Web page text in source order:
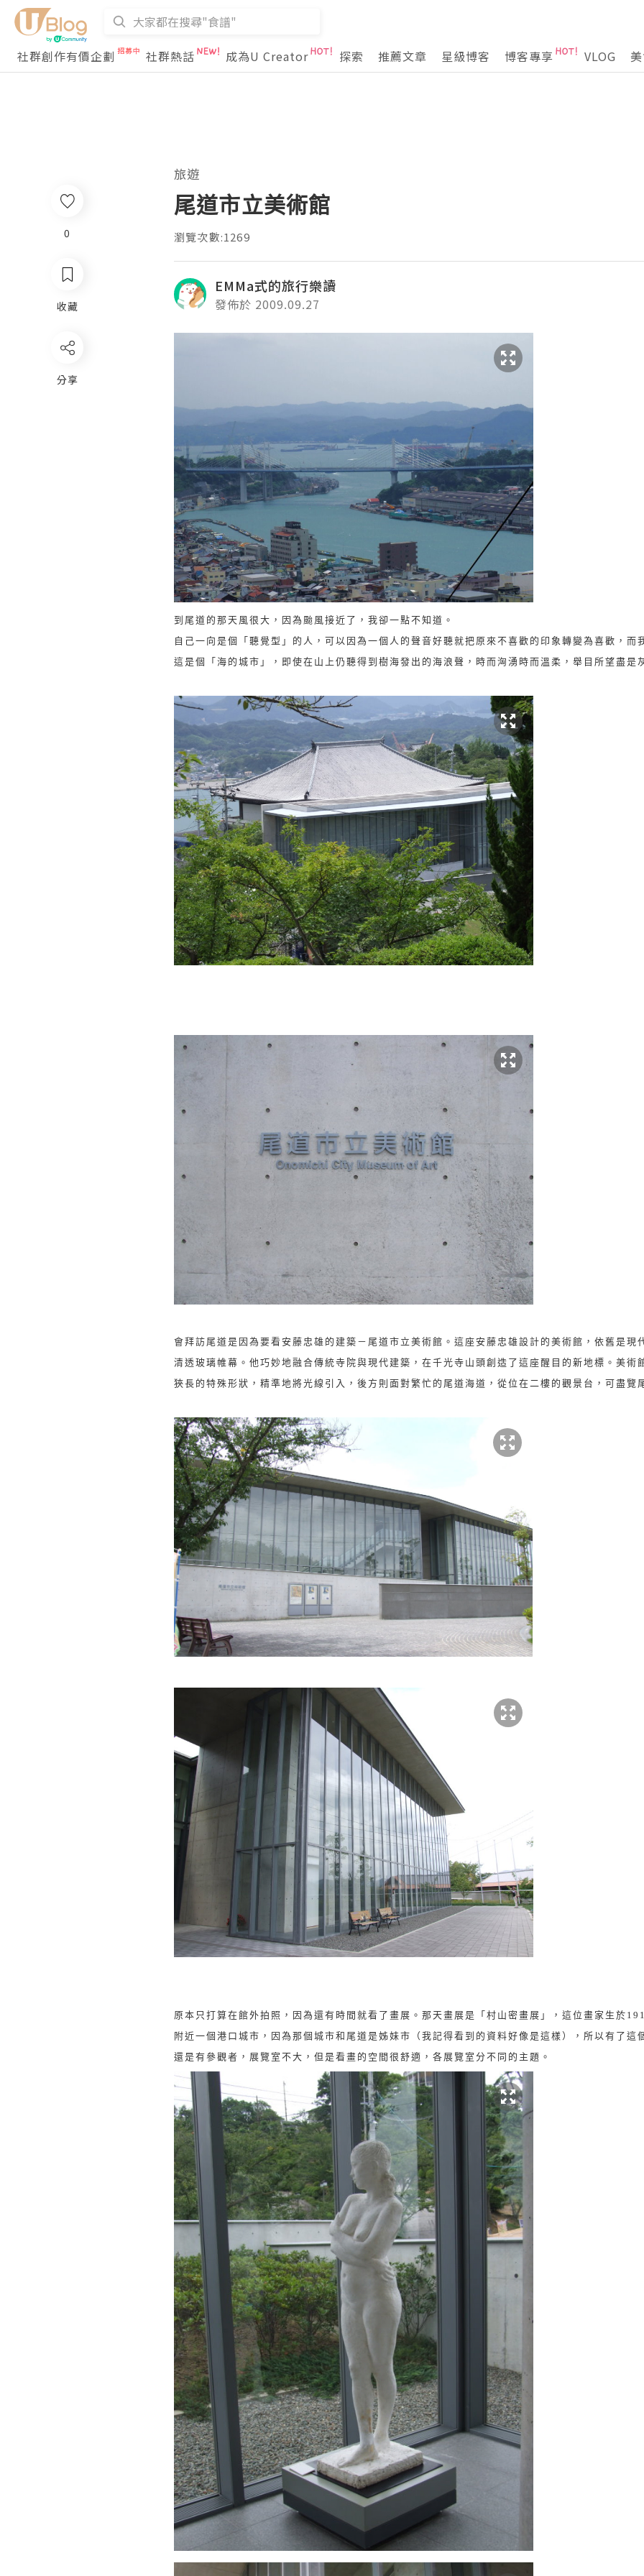
社群創作有價企劃
社群熱話 成為U Creator 探索 推薦文章 星級博客 博客專享 VLOG
0
收藏
分享
旅遊
尾道市立美術館
瀏覽次數:1269
EMMa式的旅行樂讀
發佈於 2009.09.27
到尾道的那天風很大，因為颱風接近了，我卻一點不知道。
自己一向是個「聽覺型」的人，可以因為一個人的聲音好聽就把原來不喜歡的印象轉變為喜歡，而
這是個「海的城市」，即使在山上仍聽得到樹海發出的海浪聲，時而洶湧時而溫柔，舉目所望盡
會拜訪尾道是因為要看安藤忠雄的建築－尾道市立美術館。這座安藤忠雄設計的美術館，依舊是現
清透玻璃帷幕。他巧妙地融合傳統寺院與現代建築，在千光寺山頭創造了這座醒目的新地標。美術
狹長的特殊形狀，精準地將光線引入，後方則面對繁忙的尾道海道，從位在二樓的觀景台，可盡覽
原本只打算在館外拍照，因為還有時間就看了畫展。那天畫展是「村山密畫展」，這位畫家生於
附近一個港口城市，因為那個城市和尾道是姊妹市（我記得看到的資料好像是這樣），所以有了這
還是有參觀者，展覽室不大，但是看畫的空間很舒適，各展覽室分不同的主題。